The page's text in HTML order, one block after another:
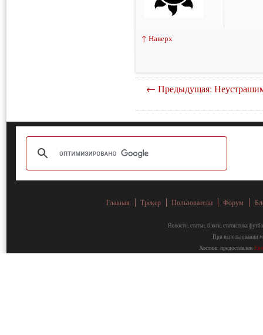
↑ Наверх
← Предыдущая:
Главная Трекер Пользователи Форум
Новости, статьи, блоги, статистика
При использовании
Хостинг предоставлен